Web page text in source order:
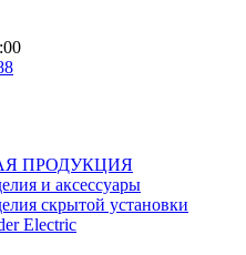
ПРОДУКЦИЯ
и аксессуары
скрытой установки
Electric